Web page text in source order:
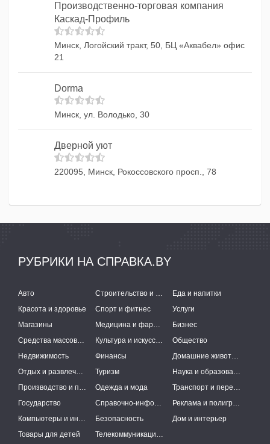
Производственно-торговая компания
Каскад-Профиль
Минск, Логойский тракт, 50, БЦ «Аквабел» офис
21
Dorma
Минск, ул. Володько, 30
Дверной уют
220095, Минск, Рокоссовского просп., 78
РУБРИКИ НА СПРАВКА.BY
Авто Строительство и ремонт
Еда и напитки
Красота и здоровье
Спорт и фитнес
Услуги
Магазины
Медицина и фармацевтика
Бизнес
Средства массовой информации
Культура и искусство
Общество
Недвижимость
Финансы
Домашние животные
Отдых и развлечения
Туризм
Наука и образование
Производство и поставки
Одежда и мода
Транспорт и перевозки
Государство
Справочно-информационные системы
Реклама и полиграфия
Компьютеры и интернет
Безопасность
Дом и интерьер
Товары для детей
Телекоммуникации и связь